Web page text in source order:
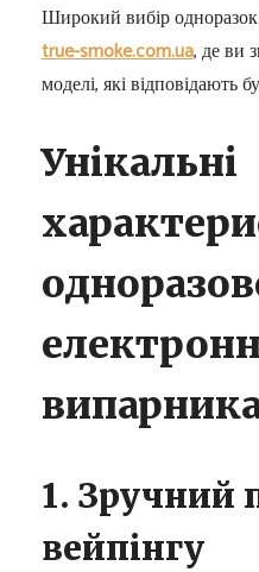
Широкий вибір
true-smoke.com.ua, де ви
моделі, які відповідають
Унікальні
1. Зручний
вейпінгу